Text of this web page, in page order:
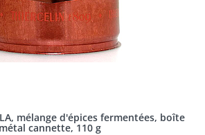
mélange d'épices fermentées, boîte
métal cannette, 110 g